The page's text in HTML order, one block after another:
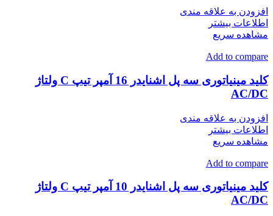
افزودن به علاقه مندی
اطلاعات بیشتر
مشاهده سریع
Add to compare
کلید مینیاتوری سه پل اشنایدر 16 آمپر تیپ C ولتاژ
AC/DC
افزودن به علاقه مندی
اطلاعات بیشتر
مشاهده سریع
Add to compare
کلید مینیاتوری سه پل اشنایدر 10 آمپر تیپ C ولتاژ
AC/DC